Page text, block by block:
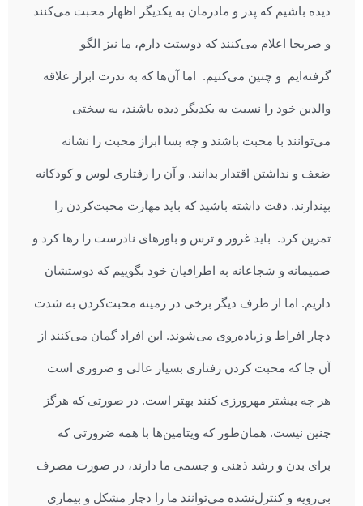
دیده باشیم که پدر و مادرمان به یکدیگر اظهار محبت می‌کنند
و صریحا اعلام می‌کنند که دوستت دارم، ما نیز الگو
گرفته‌ایم و چنین می‌کنیم. اما آن‌ها که به ندرت ابراز علاقه
والدین خود را نسبت به یکدیگر دیده باشند، به سختی
می‌توانند با محبت باشند و چه بسا ابراز محبت را نشانه
ضعف و نداشتن اقتدار بدانند. و آن را رفتاری لوس و کودکانه
بپندارند. دقت داشته باشید که باید مهارت محبت‌کردن را
تمرین کرد. باید غرور و ترس و باورهای نادرست را رها کرد و
صمیمانه و شجاعانه به اطرافیان خود بگوییم که دوستشان
داریم. اما از طرف دیگر برخی در زمینه محبت‌کردن به شدت
دچار افراط و زیاده‌روی می‌شوند. این افراد گمان می‌کنند از
آن جا که محبت کردن رفتاری بسیار عالی و ضروری است
هر چه بیشتر مهرورزی کنند بهتر است. در صورتی که هرگز
چنین نیست. همان‌طور که ویتامین‌ها با همه ضرورتی که
برای بدن و رشد ذهنی و جسمی ما دارند، در صورت مصرف
بی‌رویه و کنترل‌نشده می‌توانند ما را دچار مشکل و بیماری